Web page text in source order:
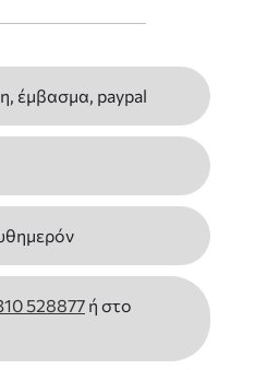
έμβασμα, paypal
528877 ή στο